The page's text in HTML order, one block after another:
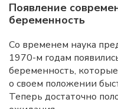
Появление
беременность
Со временем наука
1970-м годам
беременность,
о своем положении
Теперь достаточно